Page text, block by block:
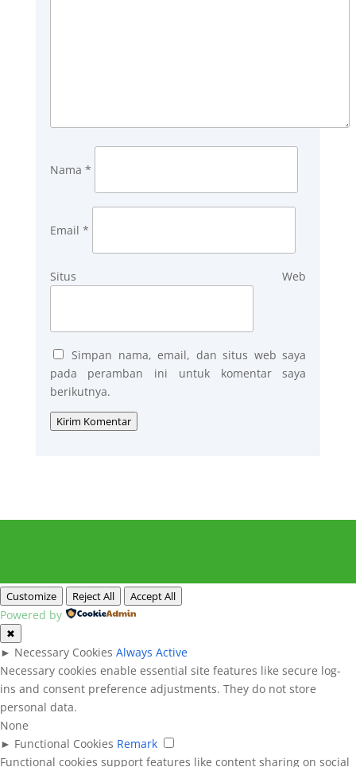
Nama *
Email *
Situs Web
Simpan nama, email, dan situs web saya
pada peramban ini untuk komentar saya
berikutnya.
Kirim Komentar
Customize Reject All Accept All
Powered by
✖
► Necessary Cookies Always Active
Necessary cookies enable essential site features like secure log-
ins and consent preference adjustments. They do not store
personal data.
None
► Functional Cookies Remark
Functional cookies support features like content sharing on social